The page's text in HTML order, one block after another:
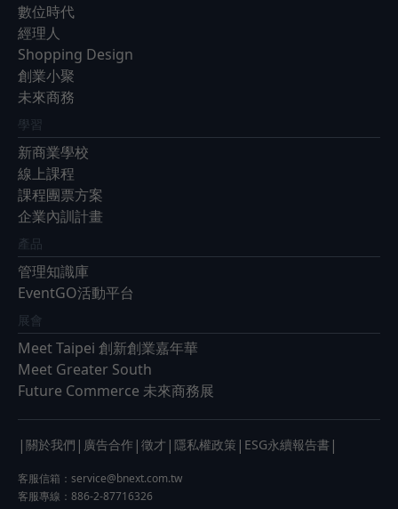
數位時代
經理人
Shopping Design
創業小聚
未來商務
學習
新商業學校
線上課程
課程團票方案
企業內訓計畫
產品
管理知識庫
EventGO活動平台
展會
Meet Taipei 創新創業嘉年華
Meet Greater South
Future Commerce 未來商務展
| 關於我們 | 廣告合作 | 徵才 | 隱私權政策 | ESG永續報告書 |
客服信箱： service@bnext.com.tw
客服專線：886-2-87716326